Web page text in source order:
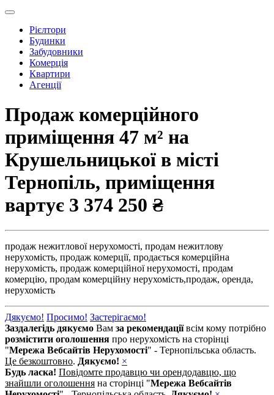
Рієлтори
Будинки
Забудовники
Комерція
Квартири
Агенції
Продаж комерційного
приміщення 47 м² на
Крушельницької в місті
Тернопіль, приміщення
вартує 3 374 250 ₴
продаж нежитлової нерухомості, продам нежитлову
нерухомість, продаж комерції, продається комерційна
нерухомість, продаж комерційної нерухомості, продам
комерцію, продам комерційну нерухомість,продаж, оренда,
нерухомість
Дякуємо! Просимо! Застерігаємо!
Заздалегідь дякуємо Вам за рекомендаціївсім кому потрібно
розмістити оголошення про нерухомість на сторінці
"Мережа Вебсайтів Нерухомості" - Тернопільська область.
Це безкоштовно. Дякуємо! ×
Будь ласка! Повідомте продавцю чи орендодавцю, що
знайшли оголошення на сторінці "Мережа Вебсайтів